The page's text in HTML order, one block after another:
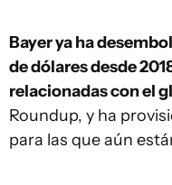
Bayer ya ha
de dólares desde
relacionadas con el
Roundup, y ha
para las que aún